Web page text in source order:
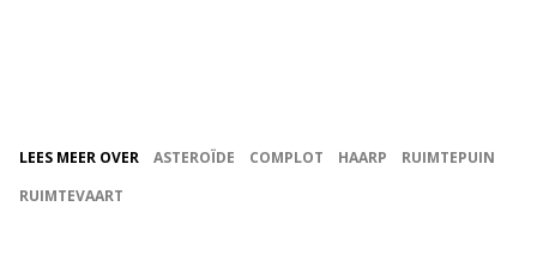
LEES MEER OVER ASTEROÏDE COMPLOT HAARP
RUIMTEPUIN
RUIMTEVAART